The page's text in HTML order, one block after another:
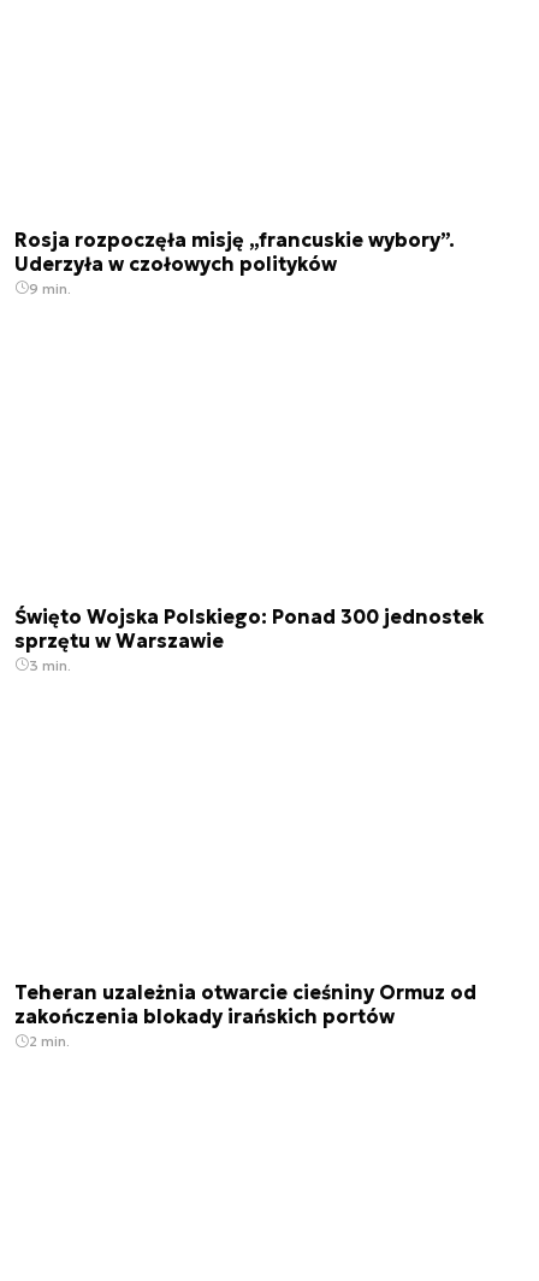
Rosja rozpoczęła misję „francuskie wybory”.
Uderzyła w czołowych polityków
9 min.
Święto Wojska Polskiego: Ponad 300 jednostek
sprzętu w Warszawie
3 min.
Teheran uzależnia otwarcie cieśniny Ormuz od
zakończenia blokady irańskich portów
2 min.